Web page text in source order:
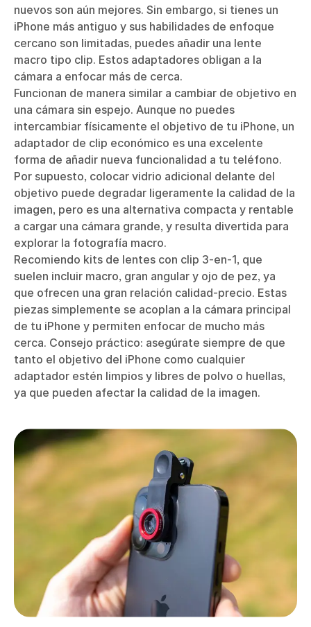
nuevos son aún mejores. Sin embargo, si tienes un
iPhone más antiguo y sus habilidades de enfoque
cercano son limitadas, puedes añadir una lente
macro tipo clip. Estos adaptadores obligan a la
cámara a enfocar más de cerca.
Funcionan de manera similar a cambiar de objetivo en
una cámara sin espejo. Aunque no puedes
intercambiar físicamente el objetivo de tu iPhone, un
adaptador de clip económico es una excelente
forma de añadir nueva funcionalidad a tu teléfono.
Por supuesto, colocar vidrio adicional delante del
objetivo puede degradar ligeramente la calidad de la
imagen, pero es una alternativa compacta y rentable
a cargar una cámara grande, y resulta divertida para
explorar la fotografía macro.
Recomiendo kits de lentes con clip 3‑en‑1, que
suelen incluir macro, gran angular y ojo de pez, ya
que ofrecen una gran relación calidad‑precio. Estas
piezas simplemente se acoplan a la cámara principal
de tu iPhone y permiten enfocar de mucho más
cerca. Consejo práctico: asegúrate siempre de que
tanto el objetivo del iPhone como cualquier
adaptador estén limpios y libres de polvo o huellas,
ya que pueden afectar la calidad de la imagen.